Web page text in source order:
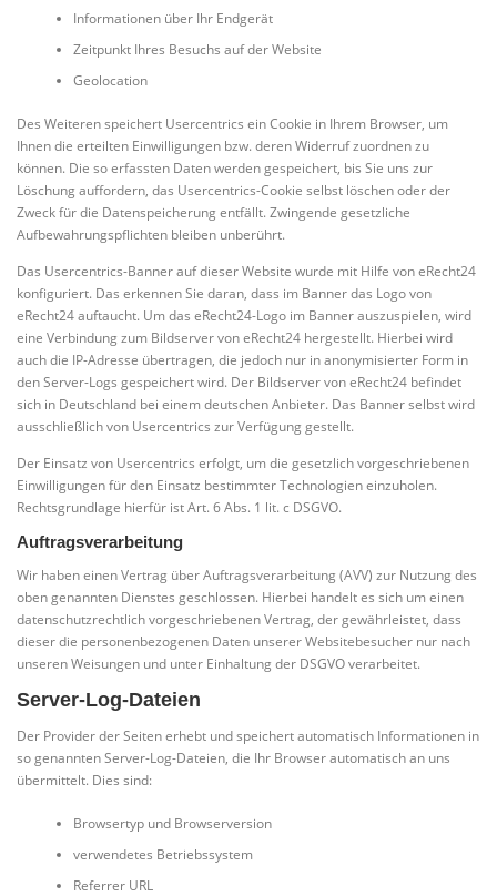
Informationen über Ihr Endgerät
Zeitpunkt Ihres Besuchs auf der Website
Geolocation
Des Weiteren speichert Usercentrics ein Cookie in Ihrem Browser, um
Ihnen die erteilten Einwilligungen bzw. deren Widerruf zuordnen zu
können. Die so erfassten Daten werden gespeichert, bis Sie uns zur
Löschung auffordern, das Usercentrics-Cookie selbst löschen oder der
Zweck für die Datenspeicherung entfällt. Zwingende gesetzliche
Aufbewahrungspflichten bleiben unberührt.
Das Usercentrics-Banner auf dieser Website wurde mit Hilfe von eRecht24
konfiguriert. Das erkennen Sie daran, dass im Banner das Logo von
eRecht24 auftaucht. Um das eRecht24-Logo im Banner auszuspielen, wird
eine Verbindung zum Bildserver von eRecht24 hergestellt. Hierbei wird
auch die IP-Adresse übertragen, die jedoch nur in anonymisierter Form in
den Server-Logs gespeichert wird. Der Bildserver von eRecht24 befindet
sich in Deutschland bei einem deutschen Anbieter. Das Banner selbst wird
ausschließlich von Usercentrics zur Verfügung gestellt.
Der Einsatz von Usercentrics erfolgt, um die gesetzlich vorgeschriebenen
Einwilligungen für den Einsatz bestimmter Technologien einzuholen.
Rechtsgrundlage hierfür ist Art. 6 Abs. 1 lit. c DSGVO.
Auftragsverarbeitung
Wir haben einen Vertrag über Auftragsverarbeitung (AVV) zur Nutzung des
oben genannten Dienstes geschlossen. Hierbei handelt es sich um einen
datenschutzrechtlich vorgeschriebenen Vertrag, der gewährleistet, dass
dieser die personenbezogenen Daten unserer Websitebesucher nur nach
unseren Weisungen und unter Einhaltung der DSGVO verarbeitet.
Server-Log-Dateien
Der Provider der Seiten erhebt und speichert automatisch Informationen in
so genannten Server-Log-Dateien, die Ihr Browser automatisch an uns
übermittelt. Dies sind:
Browsertyp und Browserversion
verwendetes Betriebssystem
Referrer URL